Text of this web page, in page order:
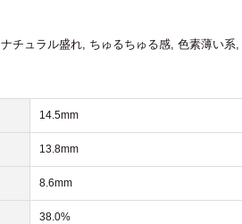
ナチュラル盛れ, ちゅるちゅる感, 色素薄い系,
14.5mm
13.8mm
8.6mm
38.0%